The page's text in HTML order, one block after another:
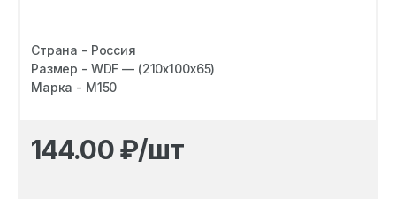
Страна - Россия
Размер - WDF — (210х100х65)
Марка - M150
144.00₽/шт